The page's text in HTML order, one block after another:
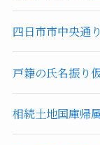
四日市市中央通
戸籍の氏名振り
相続土地国庫帰